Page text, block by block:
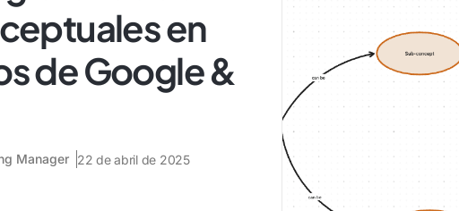
en
de Google &
Manager 22 de abril de 2025